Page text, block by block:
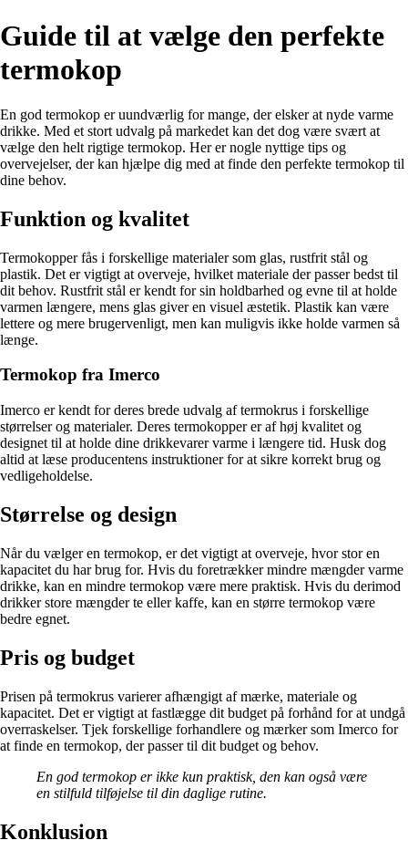
Guide til at vælge den perfekte
termokop
En god termokop er uundværlig for mange, der elsker at nyde varme
drikke. Med et stort udvalg på markedet kan det dog være svært at
vælge den helt rigtige termokop. Her er nogle nyttige tips og
overvejelser, der kan hjælpe dig med at finde den perfekte termokop til
dine behov.
Funktion og kvalitet
Termokopper fås i forskellige materialer som glas, rustfrit stål og
plastik. Det er vigtigt at overveje, hvilket materiale der passer bedst til
dit behov. Rustfrit stål er kendt for sin holdbarhed og evne til at holde
varmen længere, mens glas giver en visuel æstetik. Plastik kan være
lettere og mere brugervenligt, men kan muligvis ikke holde varmen så
længe.
Termokop fra Imerco
Imerco er kendt for deres brede udvalg af termokrus i forskellige
størrelser og materialer. Deres termokopper er af høj kvalitet og
designet til at holde dine drikkevarer varme i længere tid. Husk dog
altid at læse producentens instruktioner for at sikre korrekt brug og
vedligeholdelse.
Størrelse og design
Når du vælger en termokop, er det vigtigt at overveje, hvor stor en
kapacitet du har brug for. Hvis du foretrækker mindre mængder varme
drikke, kan en mindre termokop være mere praktisk. Hvis du derimod
drikker store mængder te eller kaffe, kan en større termokop være
bedre egnet.
Pris og budget
Prisen på termokrus varierer afhængigt af mærke, materiale og
kapacitet. Det er vigtigt at fastlægge dit budget på forhånd for at undgå
overraskelser. Tjek forskellige forhandlere og mærker som Imerco for
at finde en termokop, der passer til dit budget og behov.
En god termokop er ikke kun praktisk, den kan også være
en stilfuld tilføjelse til din daglige rutine.
Konklusion